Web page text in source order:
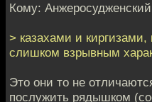
Кому:
> казахами и
слишком взрывным
Это они то не
послужить рядышком